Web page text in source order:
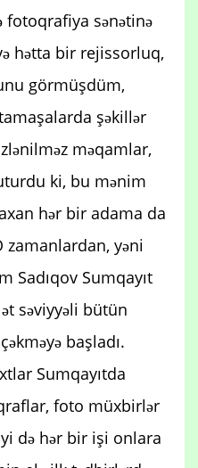
fotoqrafiya sənətinə
hətta bir rejissorluq,
görmüşdüm,
şəkillər
məqamlar,
ki, bu mənim
hər bir adama da
zamanlardan, yəni
Sadıqov Sumqayıt
səviyyəli bütün
başladı.
Sumqayıtda
foto müxbirlər
də hər bir işi onlara